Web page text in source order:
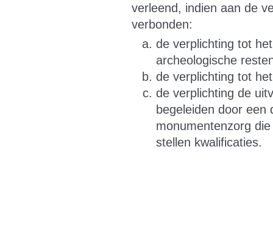
verleend, indien aan de
verbonden:
de verplichting tot
archeologische
de verplichting tot
de verplichting de
begeleiden door
monumentenzorg
stellen kwalificaties.